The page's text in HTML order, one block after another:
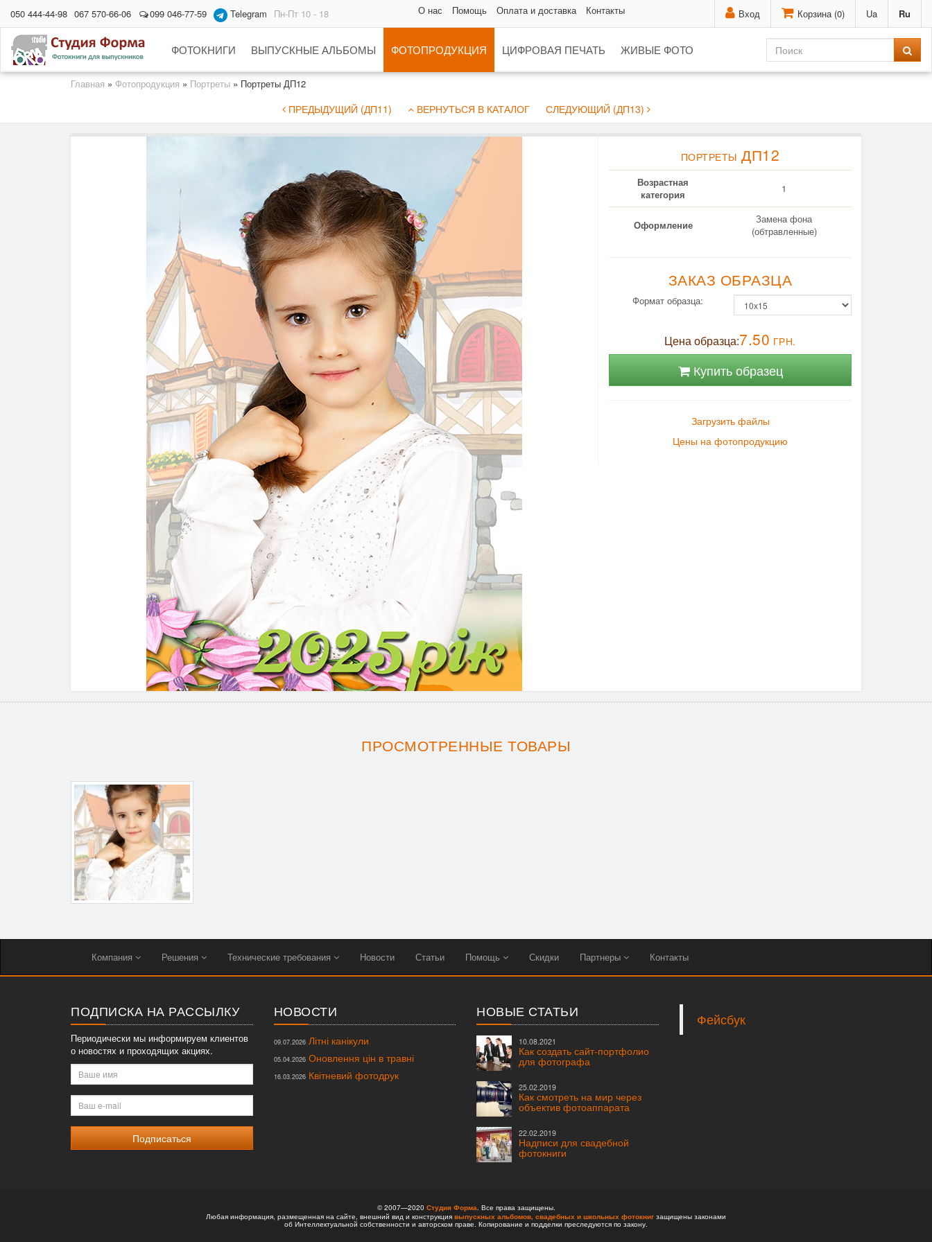
Вход Корзина (0) Ua Ru
050 444-44-98 067 570-66-06 099 046-77-59 Telegram Пн-Пт 10 - 18 О нас Помощь Оплата и доставка Контакты
ФОТОКНИГИ ВЫПУСКНЫЕ АЛЬБОМЫ ФОТОПРОДУКЦИЯ ЦИФРОВАЯ ПЕЧАТЬ ЖИВЫЕ ФОТО
Главная » Фотопродукция » Портреты » Портреты ДП12
ПРЕДЫДУЩИЙ (ДП11) ВЕРНУТЬСЯ В КАТАЛОГ СЛЕДУЮЩИЙ (ДП13)
ПОРТРЕТЫ ДП12
Возрастная
категория
1
Оформление
Замена фона
(обтравленные)
ЗАКАЗ ОБРАЗЦА
Формат образца:
Цена образца:7.50 ГРН.
Купить образец
Загрузить файлы
Цены на фотопродукцию
ПРОСМОТРЕННЫЕ ТОВАРЫ
Компания Решения Технические требования Новости Статьи Помощь Скидки Партнеры Контакты
ПОДПИСКА НА РАССЫЛКУ
Периодически мы информируем клиентов
о новостях и проходящих акциях.
Ваше
имя
Ваш
e-
mail
НОВОСТИ
09.07.2026Літні канікули
05.04.2026Оновлення цін в травні
16.03.2026Квітневий фотодрук
НОВЫЕ СТАТЬИ
10.08.2021
Как создать сайт-портфолио
для фотографа
25.02.2019
Как смотреть на мир через
объектив фотоаппарата
22.02.2019
Надписи для свадебной
фотокниги
Фейсбук
© 2007—2020 Студия Форма . Все права защищены.
Любая информация, размещенная на сайте, внешний вид и конструкция выпускных альбомов, свадебных и школьных фотокниг защищены законами
об Интеллектуальной собственности и авторском праве. Копирование и подделки преследуются по закону.